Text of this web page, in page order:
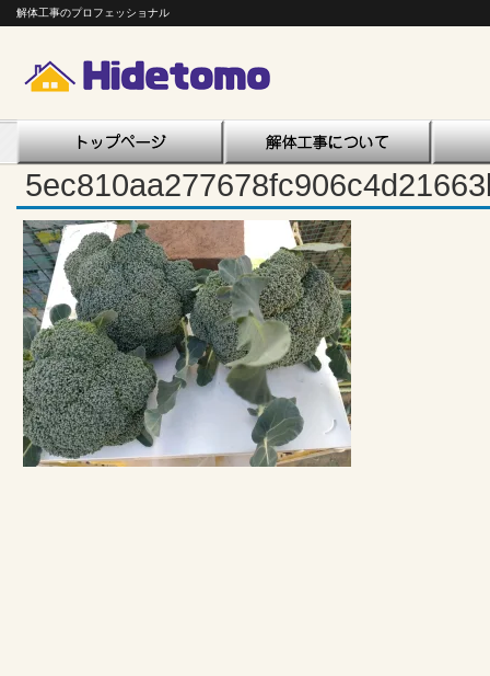
解体工事のプロフェッショナル